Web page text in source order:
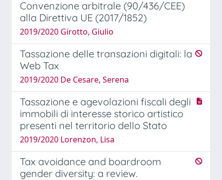
Convenzione arbitrale (90/436/CEE)
alla Direttiva UE (2017/1852)
2019/2020 Girotto, Giulio
Tassazione delle transazioni digitali: la
Web Tax
2019/2020 De Cesare, Serena
Tassazione e agevolazioni fiscali degli
immobili di interesse storico artistico
presenti nel territorio dello Stato
2019/2020 Lorenzon, Lisa
Tax avoidance and boardroom
gender diversity: a review.